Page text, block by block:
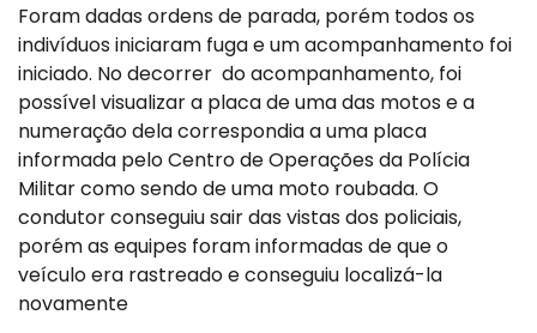
Foram dadas ordens de parada, porém todos os
indivíduos iniciaram fuga e um acompanhamento foi
iniciado. No decorrer do acompanhamento, foi
possível visualizar a placa de uma das motos e a
numeração dela correspondia a uma placa
informada pelo Centro de Operações da Polícia
Militar como sendo de uma moto roubada. O
condutor conseguiu sair das vistas dos policiais,
porém as equipes foram informadas de que o
veículo era rastreado e conseguiu localizá-la
novamente